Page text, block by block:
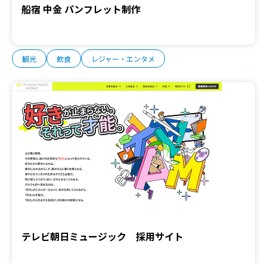
船宿 中金 パンフレット制作
観光 飲食 レジャー・エンタメ
テレビ朝日ミュージック 採用サイト